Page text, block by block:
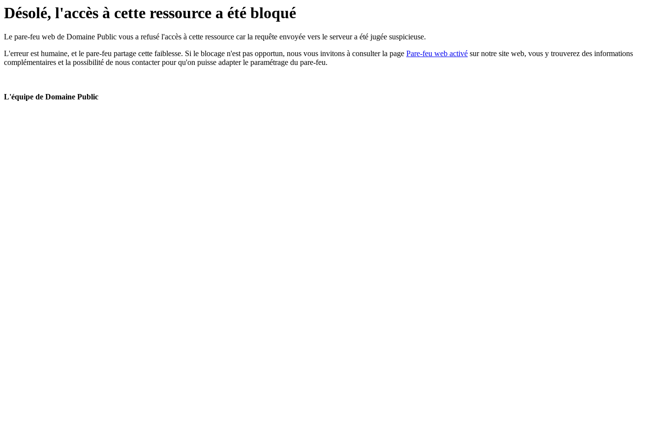
Désolé, l'accès à cette ressource a été bloqué
Le pare-feu web de Domaine Public vous a refusé l'accès à cette ressource car la requête envoyée vers le serveur a été jugée suspicieuse.
L'erreur est humaine, et le pare-feu partage cette faiblesse. Si le blocage n'est pas opportun, nous vous invitons à consulter la page Pare-feu web activé sur notre site web, vous y trouverez des informations
complémentaires et la possibilité de nous contacter pour qu'on puisse adapter le paramétrage du pare-feu.
L'équipe de Domaine Public